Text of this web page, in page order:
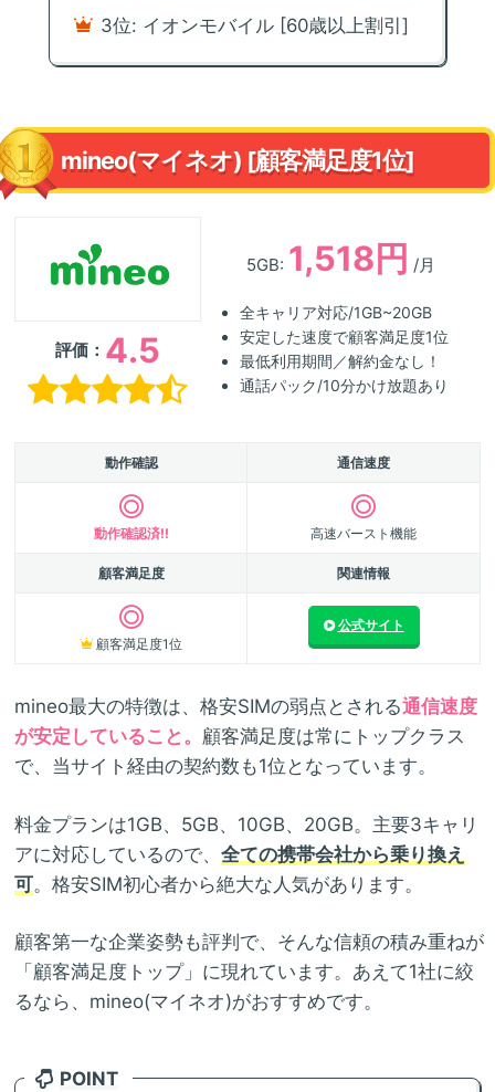
3位: イオンモバイル [60歳以上割引]
mineo(マイネオ) [顧客満足度1位]
評価： 4.5
5GB: 1,518円 /月
全キャリア対応/1GB~20GB
安定した速度で顧客満足度1位
最低利用期間／解約金なし！
通話パック/10分かけ放題あり
動作確認 通信速度
動作確認済!! 高速バースト機能
顧客満足度 関連情報
顧客満足度1位
公式サイト
mineo最大の特徴は、格安SIMの弱点とされる通信速度
が安定していること。 顧客満足度は常にトップクラス
で、当サイト経由の契約数も1位となっています。
料金プランは1GB、5GB、10GB、20GB。主要3キャリ
アに対応しているので、 全ての携帯会社から乗り換え
可。格安SIM初心者から絶大な人気があります。
顧客第一な企業姿勢も評判で、そんな信頼の積み重ねが
「顧客満足度トップ」に現れています。あえて1社に絞
るなら、mineo(マイネオ)がおすすめです。
POINT